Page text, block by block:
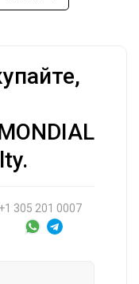
+1 305 201 0007